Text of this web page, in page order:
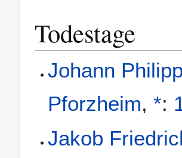
Todestage
Johann
Pforzheim,*:
Jakob